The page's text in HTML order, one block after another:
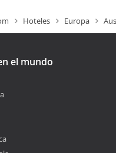
Hoteles Europa
el mundo